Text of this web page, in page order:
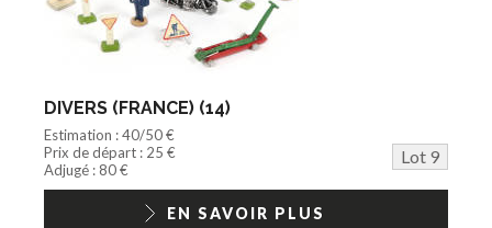
DIVERS (FRANCE) (14)
Estimation : 40/50 €
Prix de départ : 25 €
Lot 9
Adjugé : 80 €
EN SAVOIR PLUS